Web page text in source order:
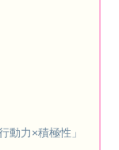
動力×積極性」